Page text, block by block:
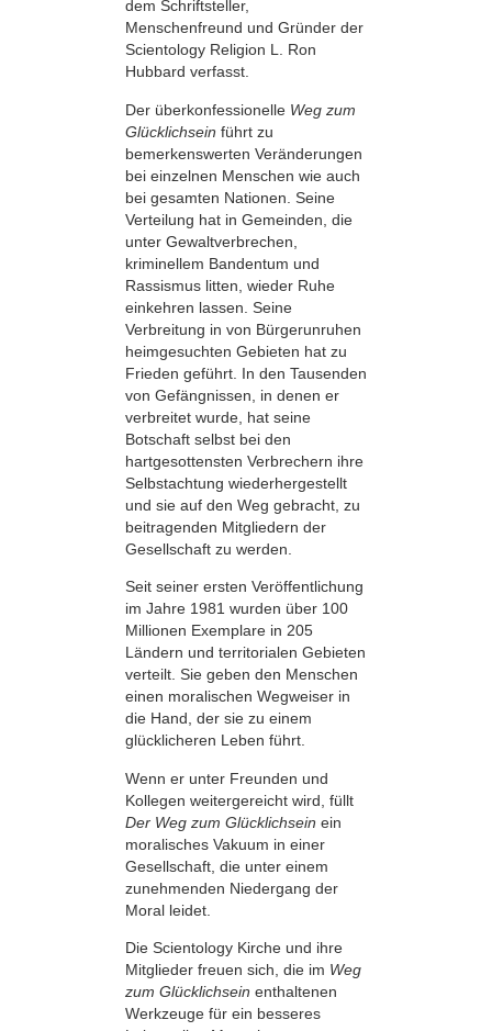
dem Schriftsteller,
Menschenfreund und Gründer der
Scientology Religion L. Ron
Hubbard verfasst.
Der überkonfessionelle Weg zum
Glücklichsein führt zu
bemerkenswerten Veränderungen
bei einzelnen Menschen wie auch
bei gesamten Nationen. Seine
Verteilung hat in Gemeinden, die
unter Gewaltverbrechen,
kriminellem Bandentum und
Rassismus litten, wieder Ruhe
einkehren lassen. Seine
Verbreitung in von Bürgerunruhen
heimgesuchten Gebieten hat zu
Frieden geführt. In den Tausenden
von Gefängnissen, in denen er
verbreitet wurde, hat seine
Botschaft selbst bei den
hartgesottensten Verbrechern ihre
Selbstachtung wiederhergestellt
und sie auf den Weg gebracht, zu
beitragenden Mitgliedern der
Gesellschaft zu werden.
Seit seiner ersten Veröffentlichung
im Jahre 1981 wurden über 100
Millionen Exemplare in 205
Ländern und territorialen Gebieten
verteilt. Sie geben den Menschen
einen moralischen Wegweiser in
die Hand, der sie zu einem
glücklicheren Leben führt.
Wenn er unter Freunden und
Kollegen weitergereicht wird, füllt
Der Weg zum Glücklichsein ein
moralisches Vakuum in einer
Gesellschaft, die unter einem
zunehmenden Niedergang der
Moral leidet.
Die Scientology Kirche und ihre
Mitglieder freuen sich, die im Weg
zum Glücklichsein enthaltenen
Werkzeuge für ein besseres